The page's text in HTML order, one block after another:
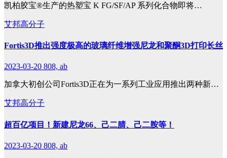
凯柏胶宝®生产的热塑宝 K FG/SF/AP 系列化合物即将…
艾邦高分子
Fortis3D推出强度极高的玻璃纤维增强尼龙和聚酮3D打印长丝
2023-03-20 808, ab
加拿大初创公司Fortis3D正在为一系列工业应用推出两种新…
艾邦高分子
超百亿项目！新建尼龙66、己二腈、己二胺等！
2023-03-20 808, ab